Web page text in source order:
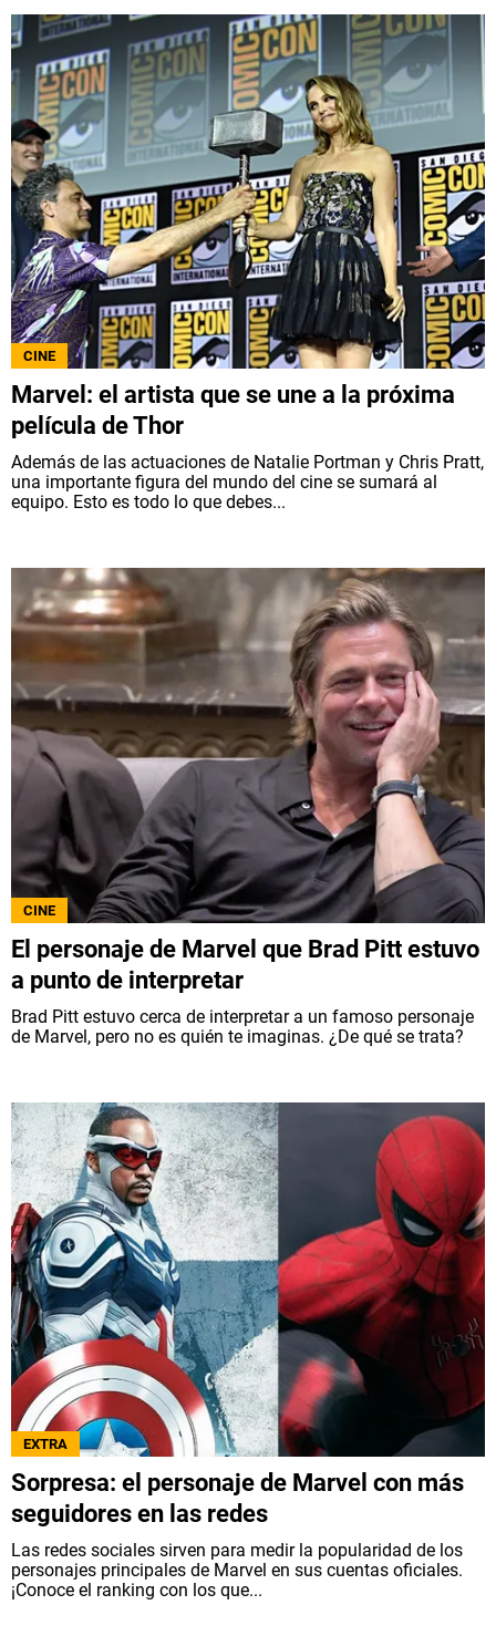
CINE
Marvel: el artista que se une a la próxima
película de Thor
Además de las actuaciones de Natalie Portman y Chris Pratt,
una importante figura del mundo del cine se sumará al
equipo. Esto es todo lo que debes...
CINE
El personaje de Marvel que Brad Pitt estuvo
a punto de interpretar
Brad Pitt estuvo cerca de interpretar a un famoso personaje
de Marvel, pero no es quién te imaginas. ¿De qué se trata?
EXTRA
Sorpresa: el personaje de Marvel con más
seguidores en las redes
Las redes sociales sirven para medir la popularidad de los
personajes principales de Marvel en sus cuentas oficiales.
¡Conoce el ranking con los que...